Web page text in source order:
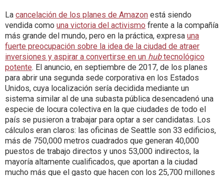
La cancelación de los planes de Amazon está siendo
vendida como una victoria del activismo frente a la compañía
más grande del mundo, pero en la práctica, expresa una
fuerte preocupación sobre la idea de la ciudad de atraer
inversiones y aspirar a convertirse en un hubtecnológico
potente. El anuncio, en septiembre de 2017, de los planes
para abrir una segunda sede corporativa en los Estados
Unidos, cuya localización sería decidida mediante un
sistema similar al de una subasta pública desencadenó una
especie de locura colectiva en la que ciudades de todo el
país se pusieron a trabajar para optar a ser candidatas. Los
cálculos eran claros: las oficinas de Seattle son 33 edificios,
más de 750,000 metros cuadrados que generan 40,000
puestos de trabajo directos y unos 53,000 indirectos, la
mayoría altamente cualificados, que aportan a la ciudad
mucho más que el gasto que hacen con los 25,700 millones